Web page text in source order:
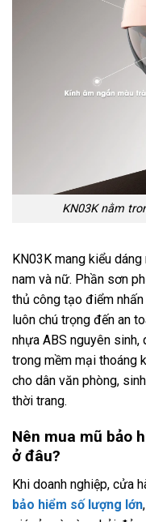
KN03K nằm
KN03K mang kiểu
nam và nữ. Phần sơn
thủ công tạo điểm
luôn chú trọng đến an
nhựa ABS nguyên
trong mềm mại thoáng
cho dân văn phòng,
thời trang.
Nên mua mũ bảo
ở đâu?
Khi doanh nghiệp, cửa
bảo hiểm số lượng lớn